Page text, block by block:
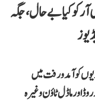
کو کیا بے حال، جگہ
کو آمد و رفت میں
اور ماڈل ٹاؤن وغیرہ